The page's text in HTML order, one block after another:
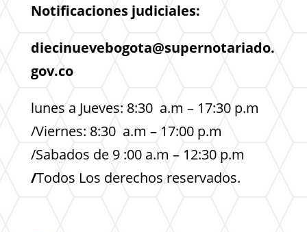
Notificaciones judiciales:
diecinuevebogota@supernotariado.
gov.co
lunes a Jueves: 8:30 a.m – 17:30 p.m
/Viernes: 8:30 a.m – 17:00 p.m
/Sabados de 9 :00 a.m – 12:30 p.m
/Todos Los derechos reservados.